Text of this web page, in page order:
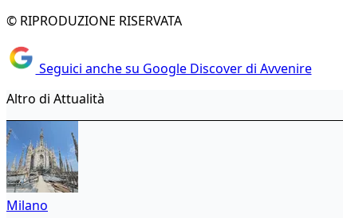
© RIPRODUZIONE RISERVATA
Seguici anche su Google Discover di Avvenire
Altro di Attualità
Milano